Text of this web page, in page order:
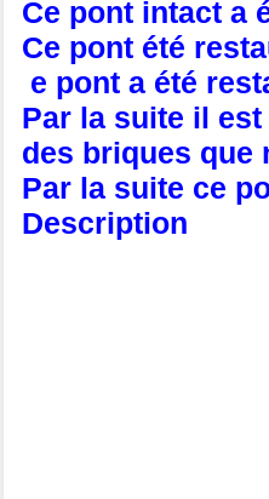
Ce pont intact a
Ce pont été
e pont a été
Par la suite il
des briques que
Par la suite ce
Description